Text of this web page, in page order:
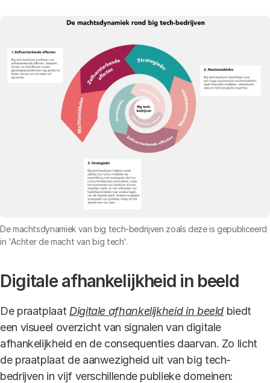
De machtsdynamiek van big tech-bedrijven zoals deze is gepubliceerd
in 'Achter de macht van big tech'.
Digitale afhankelijkheid in beeld
De praatplaat Digitale afhankelijkheid in beeld biedt
een visueel overzicht van signalen van digitale
afhankelijkheid en de consequenties daarvan. Zo licht
de praatplaat de aanwezigheid uit van big tech-
bedrijven in vijf verschillende publieke domeinen: